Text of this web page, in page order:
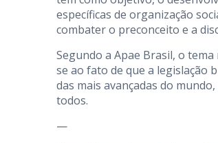
específicas de organização
combater o preconceito e a
Segundo a Apae Brasil, o
se ao fato de que a legislação
das mais avançadas do
todos.
—